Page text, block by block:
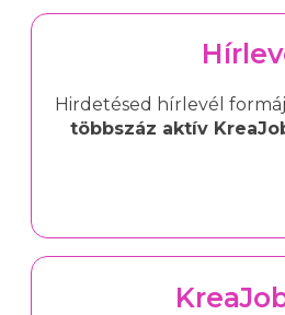
Hirdetésed hírlevél
többszáz aktív